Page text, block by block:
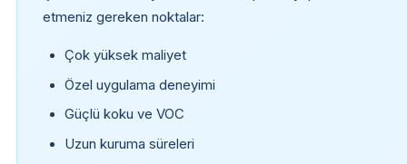
etmeniz gereken noktalar:
Çok yüksek maliyet
Özel uygulama deneyimi
Güçlü koku ve VOC
Uzun kuruma süreleri